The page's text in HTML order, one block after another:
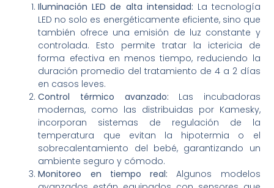
Iluminación LED de alta intensidad: La tecnología
LED no solo es energéticamente eficiente, sino que
también ofrece una emisión de luz constante y
controlada. Esto permite tratar la ictericia de
forma efectiva en menos tiempo, reduciendo la
duración promedio del tratamiento de 4 a 2 días
en casos leves.
Control térmico avanzado: Las incubadoras
modernas, como las distribuidas por Kamesky,
incorporan sistemas de regulación de la
temperatura que evitan la hipotermia o el
sobrecalentamiento del bebé, garantizando un
ambiente seguro y cómodo.
Monitoreo en tiempo real: Algunos modelos